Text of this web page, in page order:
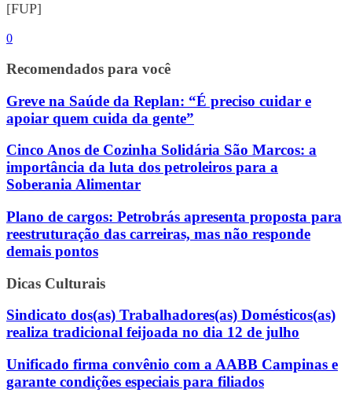
[FUP]
0
Recomendados para você
Greve na Saúde da Replan: “É preciso cuidar e
apoiar quem cuida da gente”
Cinco Anos de Cozinha Solidária São Marcos: a
importância da luta dos petroleiros para a
Soberania Alimentar
Plano de cargos: Petrobrás apresenta proposta para
reestruturação das carreiras, mas não responde
demais pontos
Dicas Culturais
Sindicato dos(as) Trabalhadores(as) Domésticos(as)
realiza tradicional feijoada no dia 12 de julho
Unificado firma convênio com a AABB Campinas e
garante condições especiais para filiados